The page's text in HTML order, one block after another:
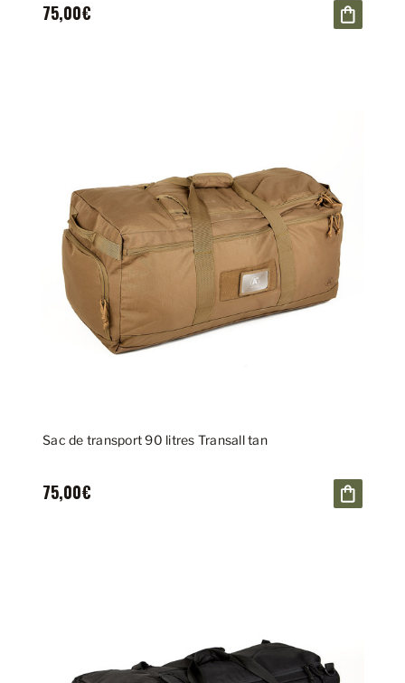
75,00€
Sac de transport 90 litres Transall tan
75,00€